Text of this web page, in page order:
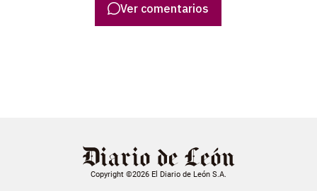
Ver comentarios
Copyright ©2026 El Diario de León S.A.